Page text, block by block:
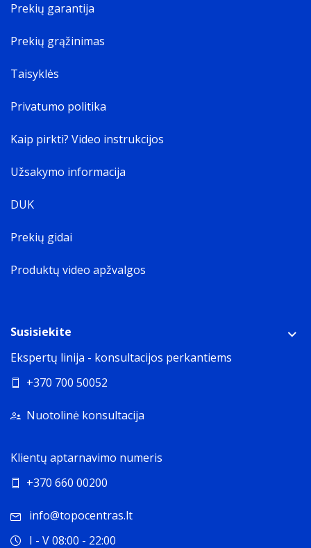
Prekių garantija
Prekių grąžinimas
Taisyklės
Privatumo politika
Kaip pirkti? Video instrukcijos
Užsakymo informacija
DUK
Prekių gidai
Produktų video apžvalgos
Susisiekite
Ekspertų linija - konsultacijos perkantiems
+370 700 50052
Nuotolinė konsultacija
Klientų aptarnavimo numeris
+370 660 00200
info@topocentras.lt
I - V 08:00 - 22:00